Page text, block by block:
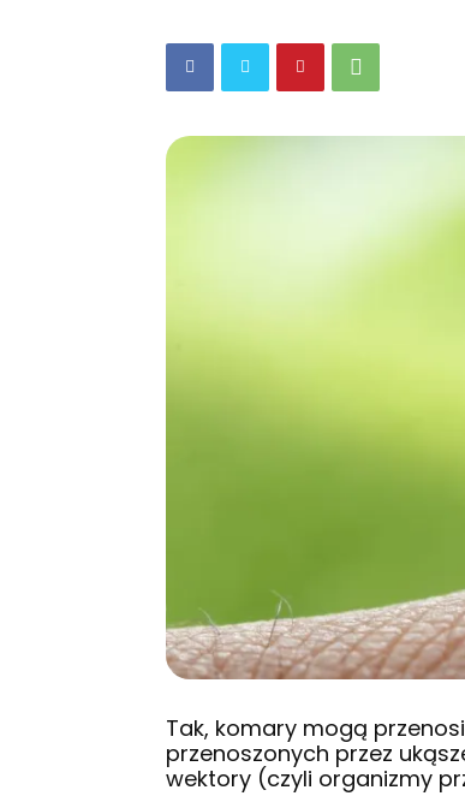
Tak, komary mogą
przenoszonych przez
wektory (czyli organizmy